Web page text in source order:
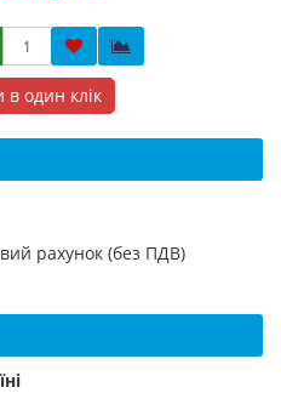
в один клік
рахунок (без ПДВ)